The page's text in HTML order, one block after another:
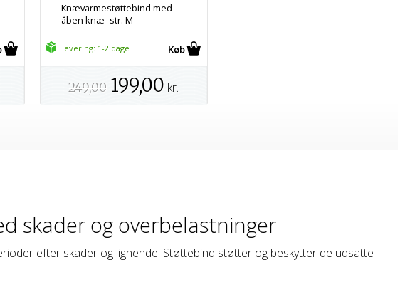
Knævarmestøttebind med
åben knæ- str. M
Levering: 1-2 dage
249,00 199,00 kr.
skader og overbelastninger
efter skader og lignende. Støttebind støtter og beskytter de udsatte